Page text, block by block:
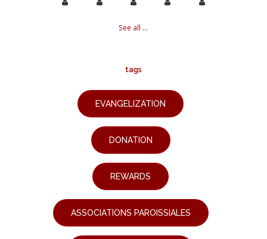
See all ...
tags
EVANGELIZATION
DONATION
REWARDS
ASSOCIATIONS PAROISSIALES